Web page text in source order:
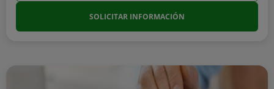
SOLICITAR INFORMACIÓN